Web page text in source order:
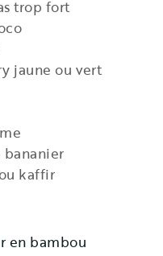
trop fort
jaune ou vert
kaffir
en bambou